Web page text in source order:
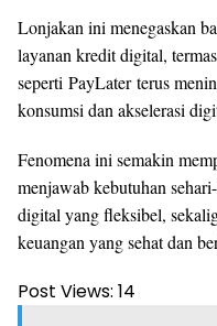
Lonjakan ini menegaskan
layanan kredit digital,
seperti PayLater terus
konsumsi dan akselerasi
Fenomena ini semakin
menjawab kebutuhan
digital yang fleksibel,
keuangan yang sehat dan
Post Views: 14